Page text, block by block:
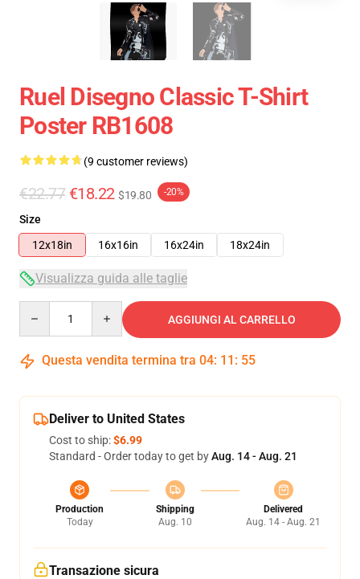
Ruel Disegno Classic T-Shirt
Poster RB1608
(9 customer reviews)
€22.77 €18.22 $19.80 -20%
Size
12x18in
16x16in 16x24in 18x24in
Visualizza guida alle taglie
AGGIUNGI AL CARRELLO
Questa vendita termina tra 04: 11 : 54
Deliver to United States
Cost to ship:$6.99
Standard - Order today to get byAug. 14 - Aug. 21
Production
Today
Shipping
Aug. 10
Delivered
Aug. 14 - Aug. 21
Transazione sicura